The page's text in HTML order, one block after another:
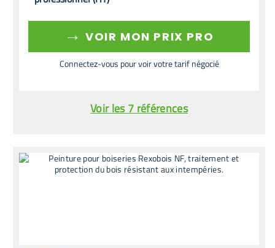
→ VOIR MON PRIX PRO
Connectez-vous pour voir votre tarif négocié
Voir les 7 références